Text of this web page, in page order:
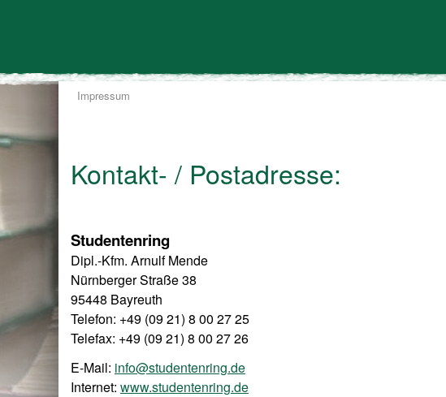
Impressum
Kontakt- / Postadresse:
Studentenring
Dipl.-Kfm. Arnulf Mende
Nürnberger Straße 38
95448 Bayreuth
Telefon: +49 (09 21) 8 00 27 25
Telefax: +49 (09 21) 8 00 27 26
E-Mail: info@studentenring.de
Internet: www.studentenring.de